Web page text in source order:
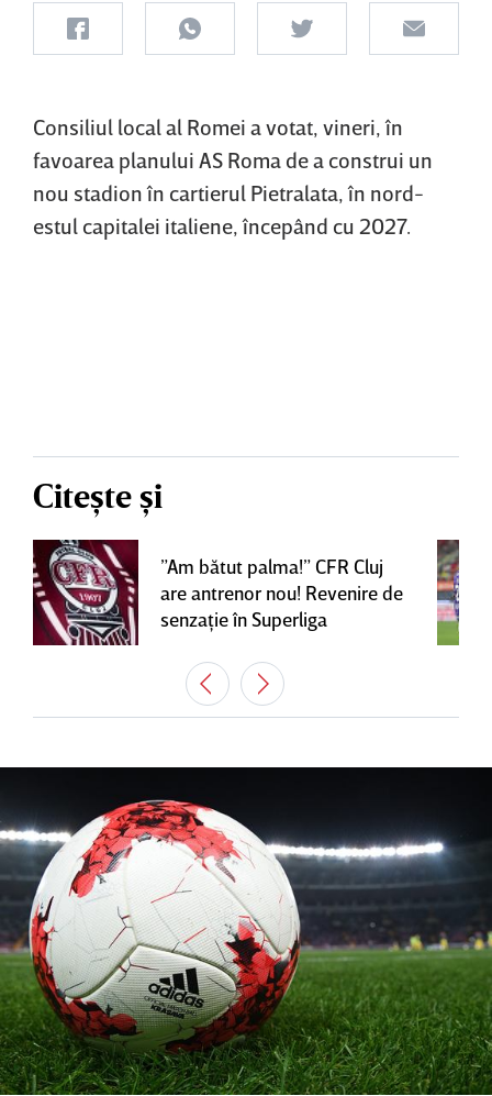
Consiliul local al Romei a votat, vineri, în
favoarea planului AS Roma de a construi un
nou stadion în cartierul Pietralata, în nord-
estul capitalei italiene, începând cu 2027.
Citește și
”Am bătut palma!” CFR Cluj
are antrenor nou! Revenire de
senzaţie în Superliga